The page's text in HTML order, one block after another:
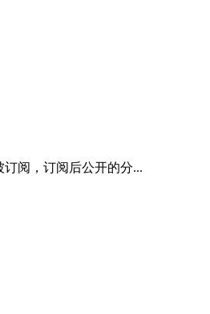
阅，订阅后公开的分...